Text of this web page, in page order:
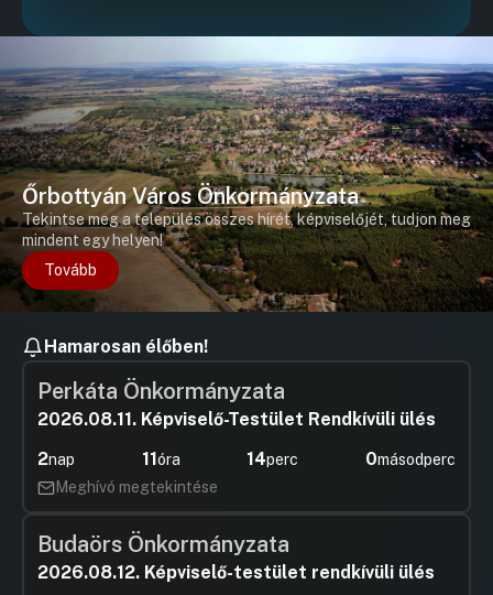
Őrbottyán Város Önkormányzata
Tekintse meg a település összes hírét, képviselőjét, tudjon meg
mindent egy helyen!
Tovább
Hamarosan élőben!
Perkáta Önkormányzata
2026.08.11. Képviselő-Testület Rendkívüli ülés
2nap 11óra 14perc 0másodperc
Meghívó megtekintése
Budaörs Önkormányzata
2026.08.12. Képviselő-testület rendkívüli ülés